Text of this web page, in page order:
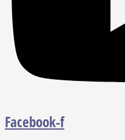
Facebook-f